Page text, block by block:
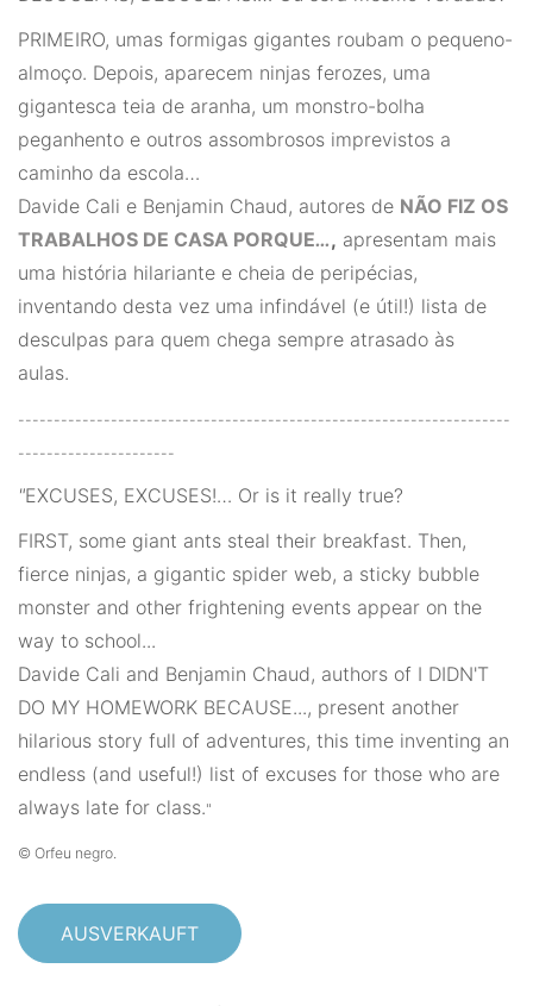
PRIMEIRO, umas formigas gigantes roubam o pequeno-
almoço. Depois, aparecem ninjas ferozes, uma
gigantesca teia de aranha, um monstro-bolha
peganhento e outros assombrosos imprevistos a
caminho da escola…
Davide Cali e Benjamin Chaud, autores de NÃO FIZ OS
TRABALHOS DE CASA PORQUE…, apresentam mais
uma história hilariante e cheia de peripécias,
inventando desta vez uma infindável (e útil!) lista de
desculpas para quem chega sempre atrasado às
aulas.
---------------------------------------------------------------------
----------------------
"EXCUSES, EXCUSES!… Or is it really true?
FIRST, some giant ants steal their breakfast. Then,
fierce ninjas, a gigantic spider web, a sticky bubble
monster and other frightening events appear on the
way to school...
Davide Cali and Benjamin Chaud, authors of I DIDN'T
DO MY HOMEWORK BECAUSE..., present another
hilarious story full of adventures, this time inventing an
endless (and useful!) list of excuses for those who are
always late for class."
© Orfeu negro.
AUSVERKAUFT